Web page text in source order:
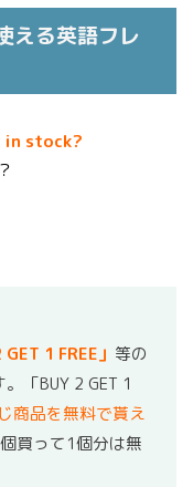
える英語フレ
in stock?
GET 1 FREE」 等の
「BUY 2 GET 1
商品を無料で貰え
買って1個分は無